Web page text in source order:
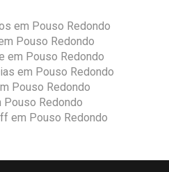
em Pouso Redondo
Pouso Redondo
em Pouso Redondo
em Pouso Redondo
Pouso Redondo
Pouso Redondo
em Pouso Redondo